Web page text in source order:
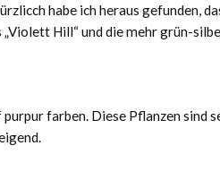
habe ich heraus gefunden,
Hill“ und die mehr grün-
farben. Diese Pflanzen sind